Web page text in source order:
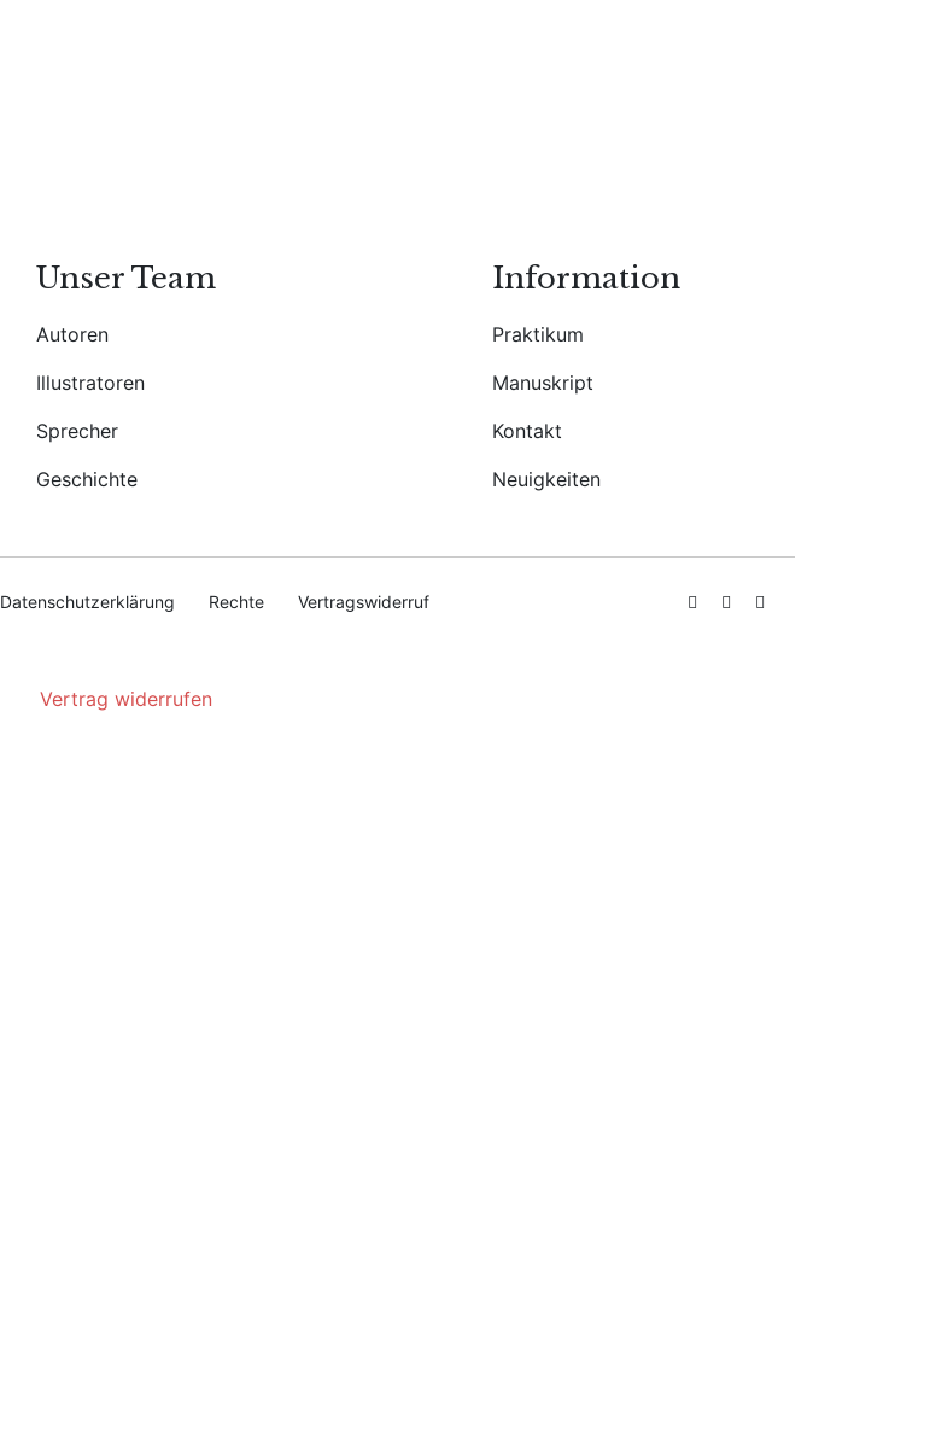
Unser Team
Autoren
Illustratoren
Sprecher
Geschichte
Information
Praktikum
Manuskript
Kontakt
Neuigkeiten
Datenschutzerklärung Rechte Vertragswiderruf
Vertrag widerrufen